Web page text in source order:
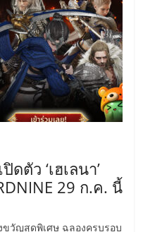
ตัว ‘เฮเลนา’
29 ก.ค. นี้
ขวัญสุดพิเศษ ฉลองครบรอบ